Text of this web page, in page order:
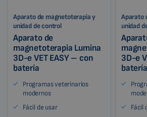
Aparato de magnetoterapia y
unidad de control
Aparato de
magnetoterapia Lumina
3D-e VET EASY – con
batería
Programas veterinarios
modernos
Fácil de usar
Aparato
unidad
3D-e
batería
Fácil